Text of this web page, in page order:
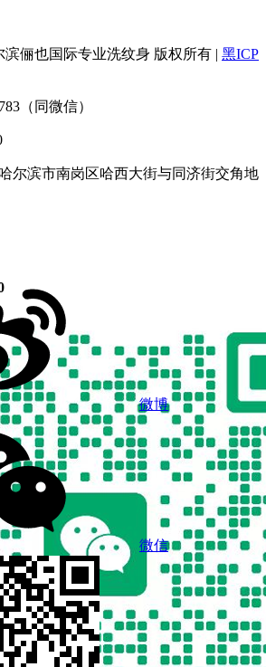
滨俪也国际专业洗纹身 版权所有 | 黑ICP
（同微信）
尔滨市南岗区哈西大街与同济街交角地
微博
微信